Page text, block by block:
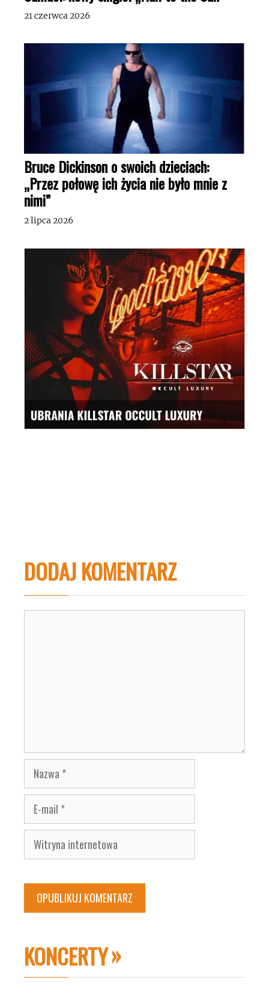
21 czerwca 2026
Bruce Dickinson o swoich dzieciach:
„Przez połowę ich życia nie było mnie z
nimi”
2 lipca 2026
DODAJ KOMENTARZ
Nazwa
E-
mail
Witryna
internetowa
KONCERTY